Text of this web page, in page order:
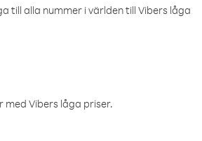
till alla nummer i världen till Vibers låga
Vibers låga priser.